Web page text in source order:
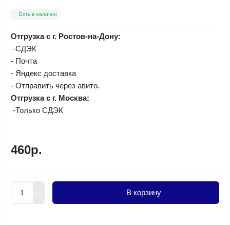
Есть в наличии
Отгрузка с г. Ростов-на-Дону:
-СДЭК
- Почта
- Яндекс доставка
- Отправить через авито.
Отгрузка с г. Москва:
-Только СДЭК
460р.
В корзину